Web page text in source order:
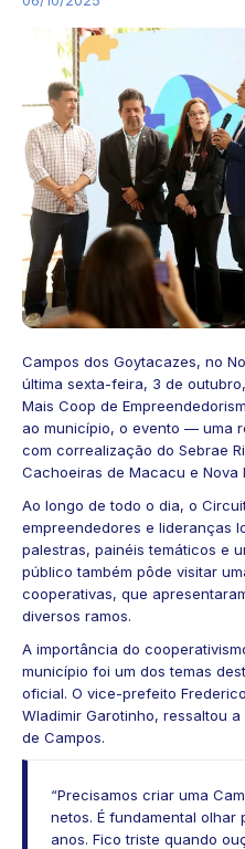
Campos dos Goytacazes, no
última sexta-feira, 3 de
Mais Coop de
ao município, o evento — uma
com correalização do Sebrae
Cachoeiras de Macacu e Nova
Ao longo de todo o dia, o
empreendedores e lideranças
palestras, painéis temáticos e
público também pôde visitar
cooperativas, que
diversos ramos.
A importância do
município foi um dos temas
oficial. O vice-prefeito
Wladimir Garotinho, ressaltou
de Campos.
“Precisamos criar uma
netos. É fundamental olhar
anos. Fico triste quando